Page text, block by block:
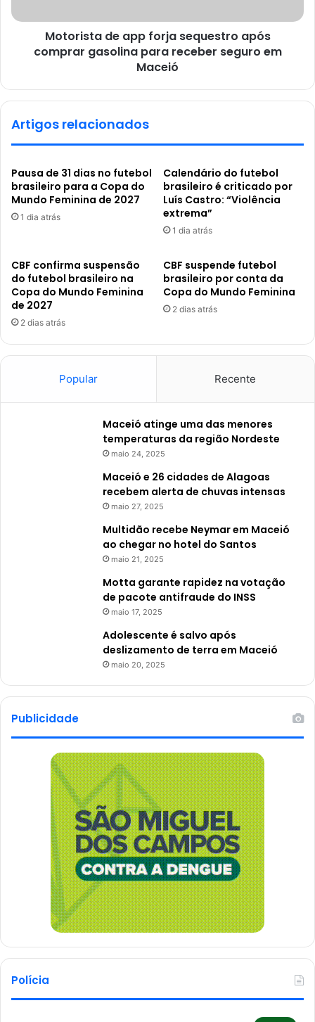
Motorista de app forja sequestro após
comprar gasolina para receber seguro em
Maceió
Artigos relacionados
Pausa de 31 dias no futebol
brasileiro para a Copa do
Mundo Feminina de 2027
1 dia atrás
Calendário do futebol
brasileiro é criticado por
Luís Castro: “Violência
extrema”
1 dia atrás
CBF confirma suspensão
do futebol brasileiro na
Copa do Mundo Feminina
de 2027
2 dias atrás
CBF suspende futebol
brasileiro por conta da
Copa do Mundo Feminina
2 dias atrás
Popular Recente
Maceió atinge uma das menores
temperaturas da região Nordeste
maio 24, 2025
Maceió e 26 cidades de Alagoas
recebem alerta de chuvas intensas
maio 27, 2025
Multidão recebe Neymar em Maceió
ao chegar no hotel do Santos
maio 21, 2025
Motta garante rapidez na votação
de pacote antifraude do INSS
maio 17, 2025
Adolescente é salvo após
deslizamento de terra em Maceió
maio 20, 2025
Publicidade
Polícia